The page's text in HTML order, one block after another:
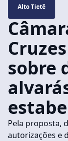
Alto Tietê
sobre
Pela proposta,
autorizações e